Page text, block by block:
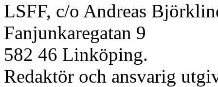
LSFF, c/o Andreas
Fanjunkaregatan 9
582 46 Linköping.
Redaktör och ansvarig